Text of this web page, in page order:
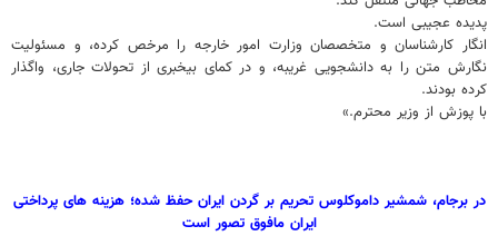
پدیده عجیبی است.
انگار کارشناسان و متخصصان وزارت امور خارجه را مرخص کرده، و مسئولیت
نگارش متن را به دانشجویی غریبه، و در کمای بیخبری از تحولات جاری، واگذار
کرده بودند.
با پوزش از وزیر محترم.»
در برجام، شمشیر داموکلوس تحریم بر گردن ایران حفظ شده؛ هزینه های پرداختی
ایران مافوق تصور است